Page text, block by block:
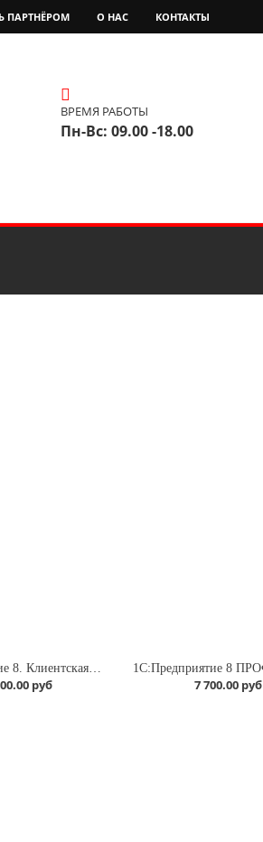
ПАРТНЁРОМ О НАС КОНТАКТЫ
ВРЕМЯ РАБОТЫ
Пн-Вс: 09.00 -18.00
1С:Предприятие 8. Клиентская лицензия на 10 рабочих мест
руб 7 700.00 руб